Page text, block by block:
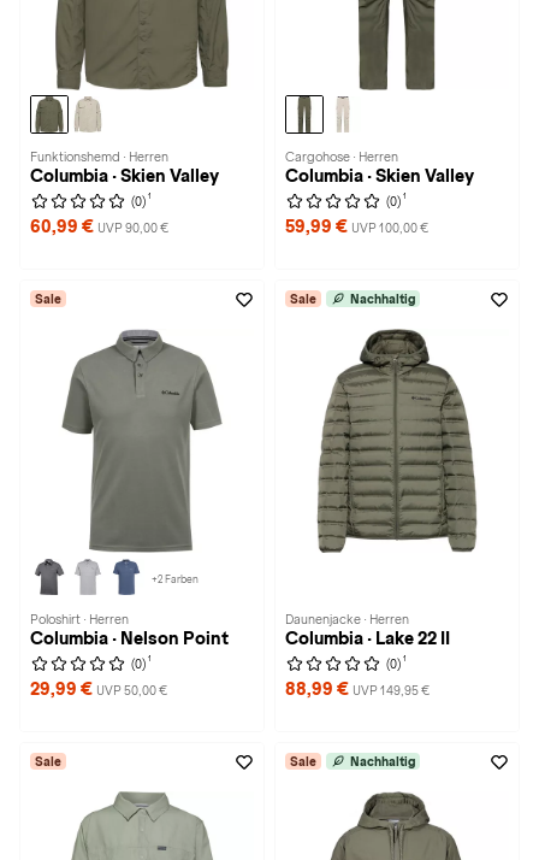
Funktionshemd · Herren
Columbia · Skien Valley
(0) 1
60,99 € UVP 90,00 €
Cargohose · Herren
Columbia · Skien Valley
(0) 1
59,99 € UVP 100,00 €
Sale
+2 Farben
Poloshirt · Herren
Columbia · Nelson Point
(0) 1
29,99 € UVP 50,00 €
Sale Nachhaltig
Daunenjacke · Herren
Columbia · Lake 22 II
(0) 1
88,99 € UVP 149,95 €
Sale Sale Nachhaltig